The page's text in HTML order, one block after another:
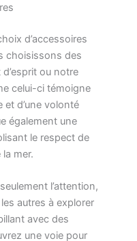
d’accessoires
choisissons des
ou notre
celui-ci témoigne
et d’une volonté
également une
le respect de
la mer.
l’attention,
autres à explorer
avec des
une voie pour